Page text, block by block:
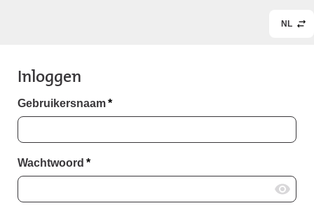
NL
Inloggen
Gebruikersnaam*
Wachtwoord *